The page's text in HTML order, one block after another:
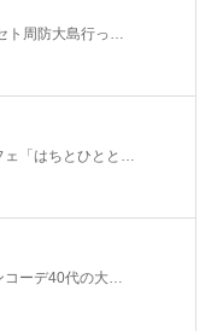
ト周防大島行っ…
「はちとひとと…
ーデ40代の大…